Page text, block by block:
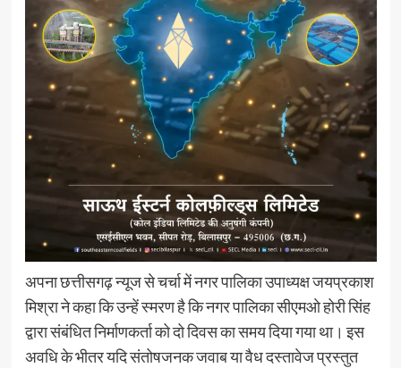
अपना छत्तीसगढ़ न्यूज से चर्चा में नगर पालिका उपाध्यक्ष जयप्रकाश
मिश्रा ने कहा कि उन्हें स्मरण है कि नगर पालिका सीएमओ होरी सिंह
द्वारा संबंधित निर्माणकर्ता को दो दिवस का समय दिया गया था। इस
अवधि के भीतर यदि संतोषजनक जवाब या वैध दस्तावेज प्रस्तुत